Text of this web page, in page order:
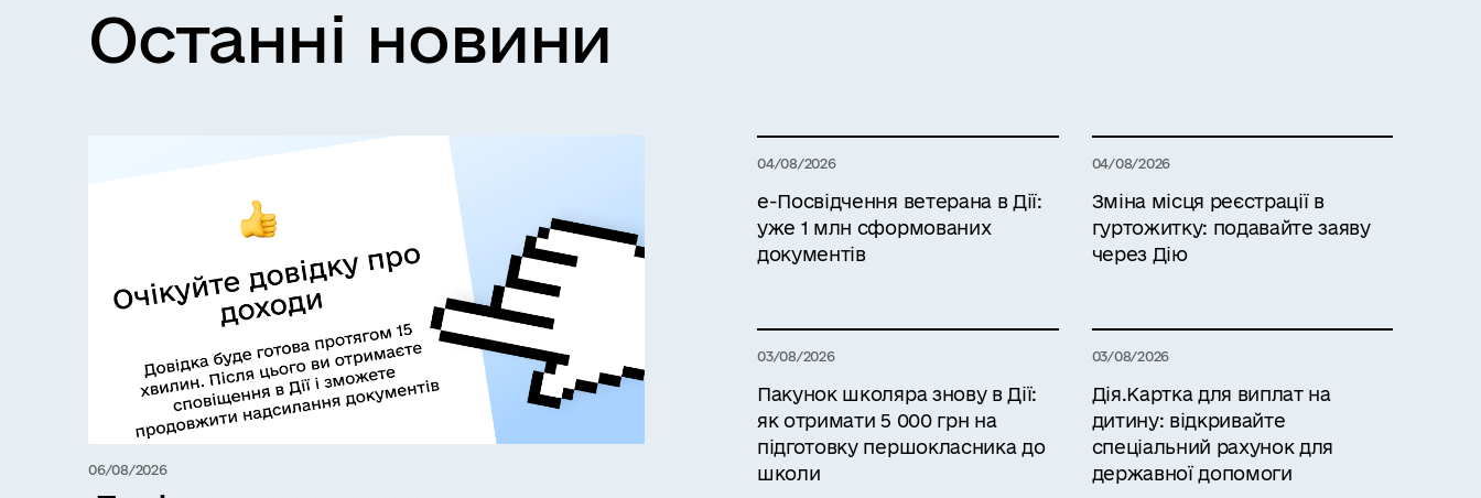
Останні новини
06/08/2026
04/08/2026
е-Посвідчення ветерана в Дії:
уже 1 млн сформованих
документів
04/08/2026
Зміна місця реєстрації в
гуртожитку: подавайте заяву
через Дію
03/08/2026
Пакунок школяра знову в Дії:
як отримати 5 000 грн на
підготовку першокласника до
школи
03/08/2026
Дія.Картка для виплат на
дитину: відкривайте
спеціальний рахунок для
державної допомоги